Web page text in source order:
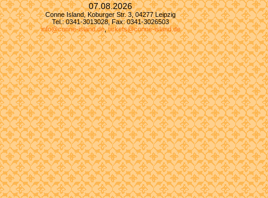
07.08.2026
Conne Island, Koburger Str. 3, 04277 Leipzig
Tel.: 0341-3013028, Fax: 0341-3026503
info@conne-island.de,tickets@conne-island.de